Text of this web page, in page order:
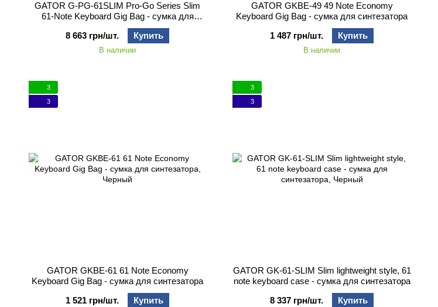
GATOR G-PG-61SLIM Pro-Go Series Slim
61-Note Keyboard Gig Bag - сумка для
синтезатора
8 663 грн/шт.
Купить
В наличии
GATOR GKBE-49 49 Note Economy
Keyboard Gig Bag - сумка для синтезатора
1 487 грн/шт.
Купить
В наличии
3
3
GATOR GKBE-61 61 Note Economy
Keyboard Gig Bag - сумка для синтезатора
1 521 грн/шт.
Купить
3
3
GATOR GK-61-SLIM Slim lightweight style, 61
note keyboard case - сумка для синтезатора
8 337 грн/шт.
Купить